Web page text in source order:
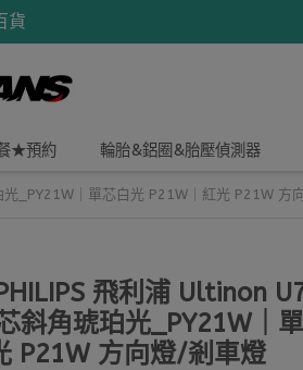
貨
★預約 輪胎&鋁圈&胎壓偵測器
_PY21W｜單芯白光 P21W｜紅光 P21W 方
飛利浦 Ultinon
斜角琥珀光_PY21W｜
P21W 方向燈/剎車燈